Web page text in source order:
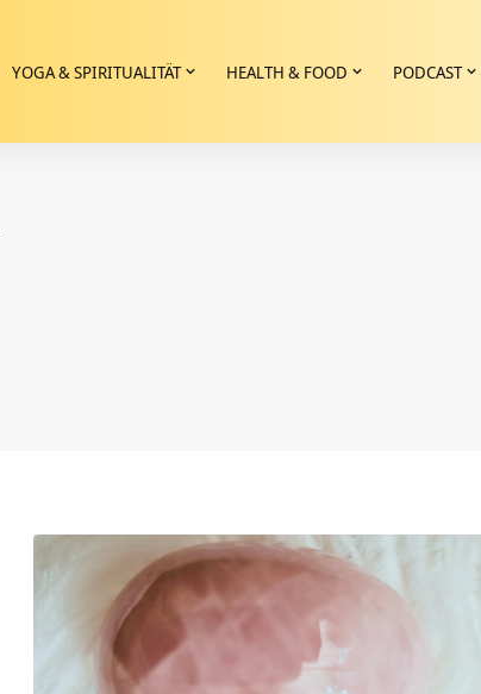
YOGA & SPIRITUALITÄT HEALTH & FOOD PODCAST